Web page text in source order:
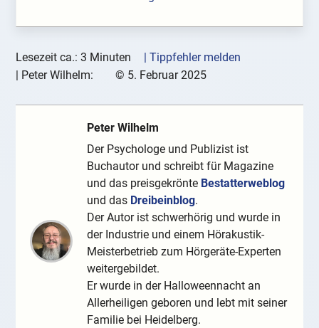
Lesezeit ca.: 3 Minuten
| Tippfehler melden
Peter Wilhelm: © 5. Februar 2025
Peter Wilhelm
Der Psychologe und Publizist ist
Buchautor und schreibt für Magazine
und das preisgekrönte Bestatterweblog
und das Dreibeinblog.
Der Autor ist schwerhörig und wurde in
der Industrie und einem Hörakustik-
Meisterbetrieb zum Hörgeräte-Experten
weitergebildet.
Er wurde in der Halloweennacht an
Allerheiligen geboren und lebt mit seiner
Familie bei Heidelberg.